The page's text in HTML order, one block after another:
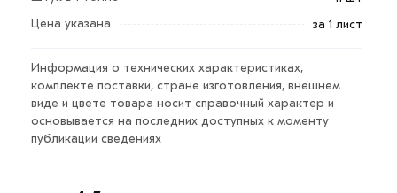
На нашей металлобазе можно купить лист
Наша продукция отвечает госстандартам и имеет
сертификаты качества.
Для приобретения данной позиции, кликните мышкой
«Добавить в корзину»
Цена указана
за 1 лист
Информация о технических характеристиках,
комплекте поставки, стране изготовления, внешнем
виде и цвете товара носит справочный характер и
основывается на последних доступных к моменту
публикации сведениях